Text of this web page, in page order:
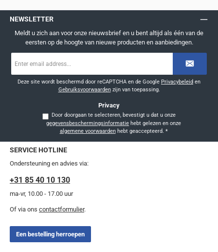
NEWSLETTER
Meldt u zich aan voor onze nieuwsbrief en u bent altijd als één van de
eersten op de hoogte van nieuwe producten en aanbiedingen.
mailadres
Deze site wordt beschermd door reCAPTCHA en de Google Privacybeleid en
Gebruiksvoorwaardenzijn van toepassing.
Privacy
Door doorgaan te selecteren, bevestigt u dat u onze
gegevensbeschermingsinformatie
algemene voorwaardenhebt geaccepteerd. *
SERVICE HOTLINE
Ondersteuning en advies via:
+31 85 40 10 130
ma-vr, 10.00 - 17.00 uur
Of via ons contactformulier.
Een bestelling herroepen